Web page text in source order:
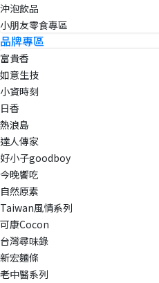
沖泡飲品
小朋友零食專區
品牌專區
富貴香
如意生技
小資時刻
日香
熱浪島
達人傳家
好小子goodboy
今晚饗吃
自然原素
Taiwan風情系列
可康Cocon
台灣尋味錄
新宏麵條
老中醫系列